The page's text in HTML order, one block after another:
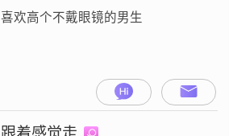
喜欢高个不戴眼镜的男生